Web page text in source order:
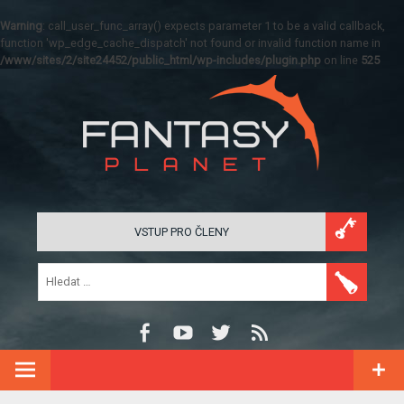
Warning: call_user_func_array() expects parameter 1 to be a valid callback,
function 'wp_edge_cache_dispatch' not found or invalid function name in
/www/sites/2/site24452/public_html/wp-includes/plugin.php on line 525
VSTUP PRO ČLENY